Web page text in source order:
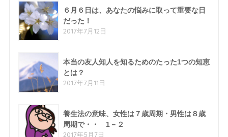
６月６日は、あなたの悩みに取って重要な日
だった！
2017年7月12日
本当の友人知人を知るためのたった1つの知恵
とは？
2017年7月11日
養生法の意味、女性は７歳周期・男性は８歳
周期で・・ 1－２
2017年5月7日